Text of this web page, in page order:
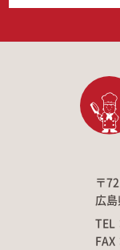
〒
広
TEL
FAX